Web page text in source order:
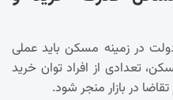
در زمینه مسکن باید عملی
تعدادی از افراد توان خرید
در بازار منجر شود.